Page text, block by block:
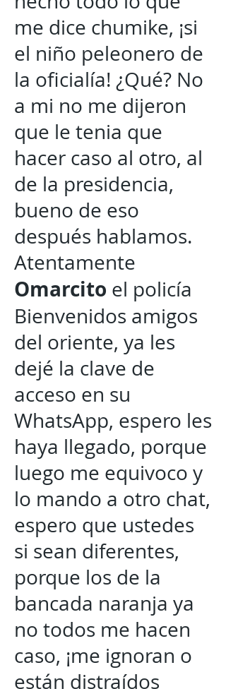
me dice chumike, ¡si
el niño peleonero de
la oficialía! ¿Qué? No
a mi no me dijeron
que le tenia que
hacer caso al otro, al
de la presidencia,
bueno de eso
después hablamos.
Atentamente
Omarcito el policía
Bienvenidos amigos
del oriente, ya les
dejé la clave de
acceso en su
WhatsApp, espero les
haya llegado, porque
luego me equivoco y
lo mando a otro chat,
espero que ustedes
si sean diferentes,
porque los de la
bancada naranja ya
no todos me hacen
caso, ¡me ignoran o
están distraídos